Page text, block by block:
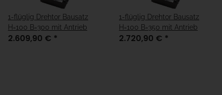
1-flüglig Drehtor Bausatz
H=100 B=300 mit Antrieb
2.609,90 € *
1-flüglig Drehtor Bausatz
H=100 B=350 mit Antrieb
2.720,90 € *